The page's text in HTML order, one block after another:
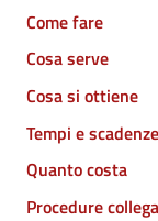
Come fare
Cosa serve
Cosa si ottiene
Tempi e scadenze
Quanto costa
Procedure